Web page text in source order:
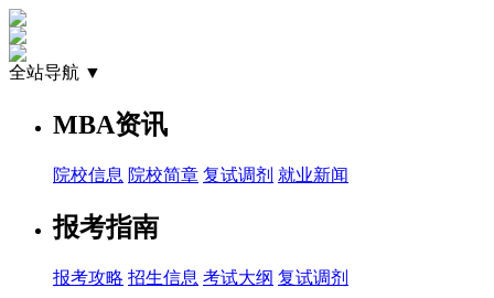
全站导航 ▼
MBA资讯
院校信息 院校简章 复试调剂 就业新闻
报考指南
报考攻略 招生信息 考试大纲 复试调剂